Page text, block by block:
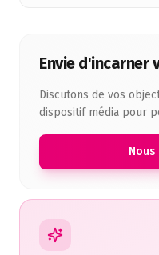
Envie d'incarner
Discutons de vos
dispositif média pour